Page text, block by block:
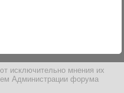
исключительно мнения их
Администрации форума